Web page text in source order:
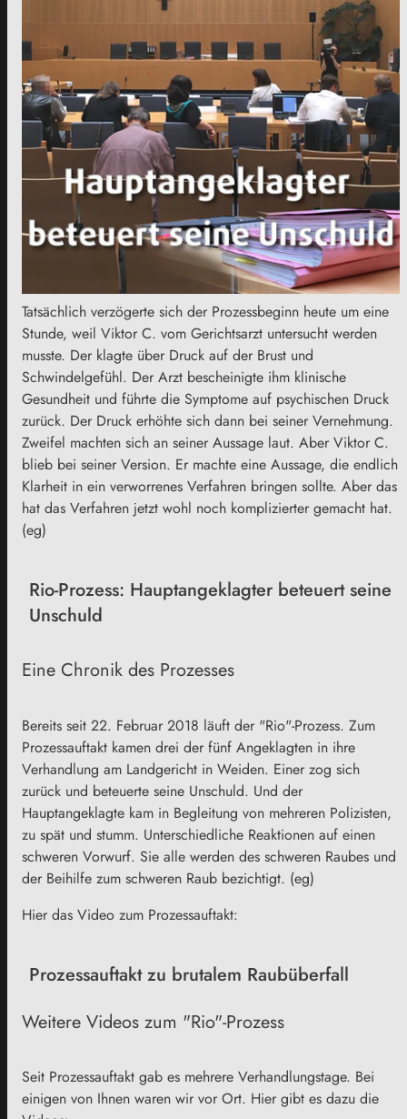
Tatsächlich verzögerte sich der Prozessbeginn heute um eine
Stunde, weil Viktor C. vom Gerichtsarzt untersucht werden
musste. Der klagte über Druck auf der Brust und
Schwindelgefühl. Der Arzt bescheinigte ihm klinische
Gesundheit und führte die Symptome auf psychischen Druck
zurück. Der Druck erhöhte sich dann bei seiner Vernehmung.
Zweifel machten sich an seiner Aussage laut. Aber Viktor C.
blieb bei seiner Version. Er machte eine Aussage, die endlich
Klarheit in ein verworrenes Verfahren bringen sollte. Aber das
hat das Verfahren jetzt wohl noch komplizierter gemacht hat.
(eg)
Rio-Prozess: Hauptangeklagter beteuert seine
Unschuld
Eine Chronik des Prozesses
Bereits seit 22. Februar 2018 läuft der "Rio"-Prozess. Zum
Prozessauftakt kamen drei der fünf Angeklagten in ihre
Verhandlung am Landgericht in Weiden. Einer zog sich
zurück und beteuerte seine Unschuld. Und der
Hauptangeklagte kam in Begleitung von mehreren Polizisten,
zu spät und stumm. Unterschiedliche Reaktionen auf einen
schweren Vorwurf. Sie alle werden des schweren Raubes und
der Beihilfe zum schweren Raub bezichtigt. (eg)
Hier das Video zum Prozessauftakt:
Prozessauftakt zu brutalem Raubüberfall
Weitere Videos zum "Rio"-Prozess
Seit Prozessauftakt gab es mehrere Verhandlungstage. Bei
einigen von Ihnen waren wir vor Ort. Hier gibt es dazu die